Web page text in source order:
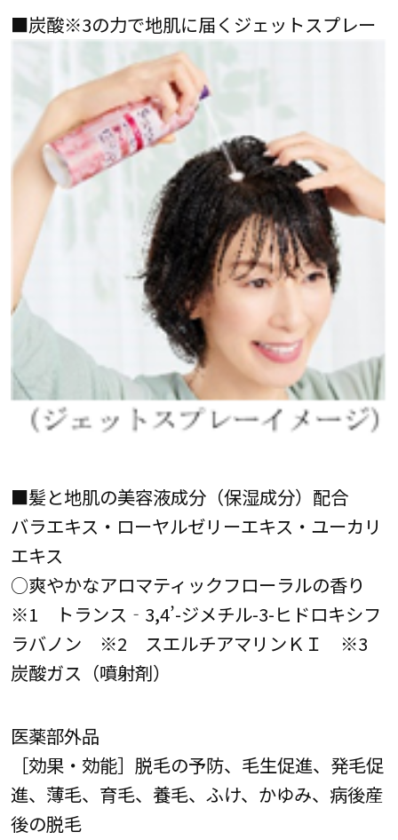
■炭酸※3の力で地肌に届くジェットスプレー
■髪と地肌の美容液成分（保湿成分）配合
バラエキス・ローヤルゼリーエキス・ユーカリ
エキス
○爽やかなアロマティックフローラルの香り
※1 トランス‐3,4’-ジメチル-3-ヒドロキシフ
ラバノン ※2 スエルチアマリンＫＩ ※3
炭酸ガス（噴射剤）
医薬部外品
［効果・効能］脱毛の予防、毛生促進、発毛促
進、薄毛、育毛、養毛、ふけ、かゆみ、病後産
後の脱毛